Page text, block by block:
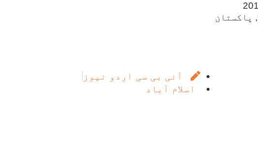
, پاکستان
آئی بی سی اردو نیوز
اسلام آباد